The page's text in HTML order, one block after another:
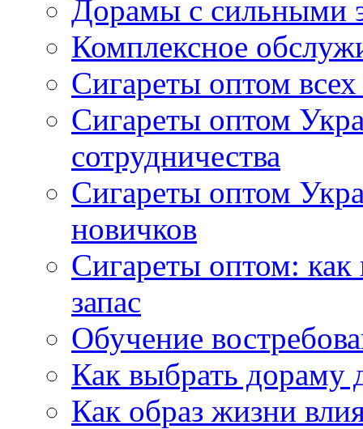
Дорамы с сильными
Комплексное
Сигареты оптом
Сигареты оптом
сотрудничества
Сигареты оптом
новичков
Сигареты оптом:
запас
Обучение
Как выбрать дораму
Как образ жизни